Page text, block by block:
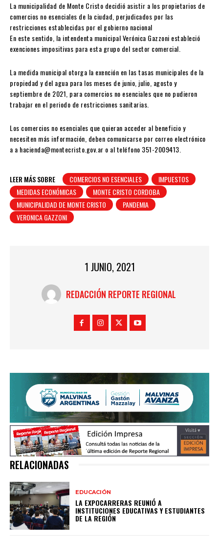
La municipalidad de Monte Cristo decidió asistir a los propietarios de
comercios no esenciales de la ciudad, perjudicados por las
restricciones establecidas por el gobierno nacional
En este sentido, la intendenta municipal Verónica Gazzoni estableció
exenciones impositivas para esta grupo del sector comercial.
La medida municipal otorga la exención en las tasas municipales de la
propiedad y del agua para los meses de junio, julio, agosto y
septiembre de 2021, para comercios no esenciales que no pudieron
trabajar en el periodo de restricciones sanitarias.
Los comercios no esenciales que quieran acceder al beneficio y
necesiten más información, deben comunicarse por correo electrónico
a a hacienda@montecristo.gov.ar o al teléfono 351-2009413.
LEER MÁS SOBRE COMERCIOS NO ESENCIALES
IMPUESTOS
MEDIDAS ECONÓMICAS
MONTE CRISTO CORDOBA
MUNICIPALIDAD DE MONTE CRISTO
PANDEMIA
VERONICA GAZZONI
1 JUNIO, 2021
REDACCIÓN REPORTE REGIONAL
RELACIONADAS
EDUCACIÓN
LA EXPOCARRERAS REUNIÓ A
INSTITUCIONES EDUCATIVAS Y ESTUDIANTES
DE LA REGIÓN